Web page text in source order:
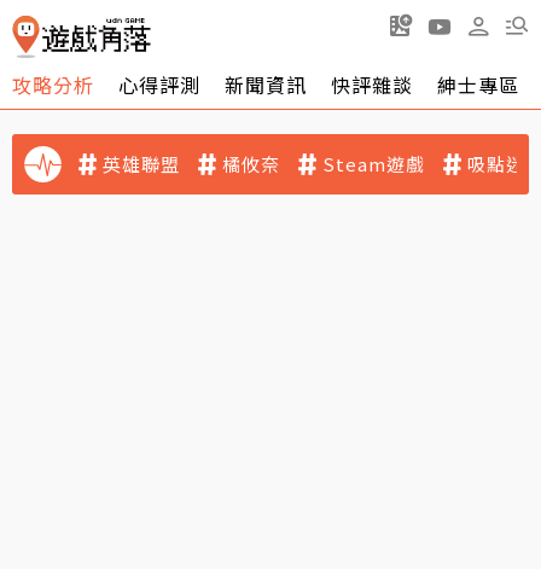
攻略分析 心得評測 新聞資訊 快評雜談 紳士專區
英雄聯盟 橘攸奈 Steam遊戲 吸點迷